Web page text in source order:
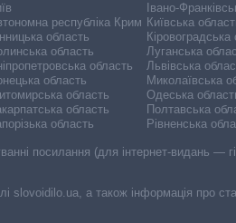
республіка Крим
область
область
область
область
область
область
область
Івано-
Київська
Кіровоградська
Луганська
Львівська
Миколаївська
Одеська
Полтавська
Рівненська
посилання (для інтернет-видань
slovoidilo.ua, а також інформація про